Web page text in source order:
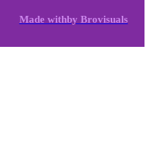
Made withby Brovisuals